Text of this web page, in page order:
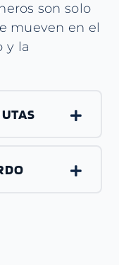
son solo
mueven en el
y la